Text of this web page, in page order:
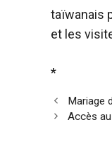
taïwanais
et les
*
Mariage
Accès